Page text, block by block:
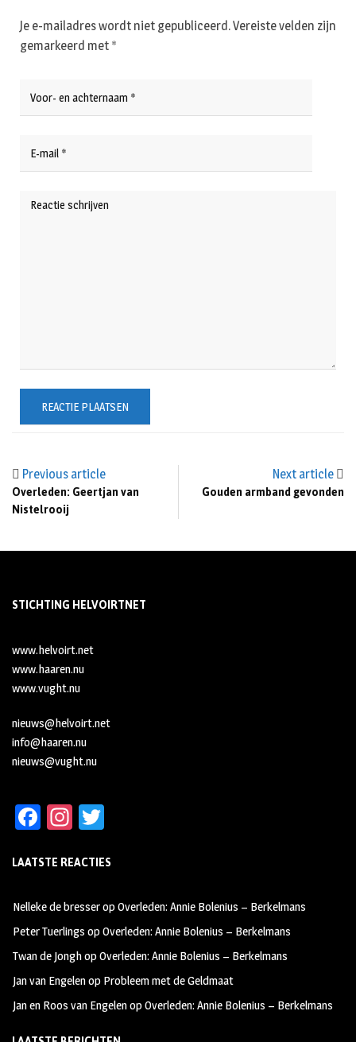
Previous article
Overleden: Geertjan van
Nistelrooij
Next article
Gouden armband gevonden
Je e-mailadres wordt niet gepubliceerd.Vereiste velden zijn
gemarkeerd met *
STICHTING HELVOIRTNET
www.helvoirt.net
www.haaren.nu
www.vught.nu
nieuws@helvoirt.net
info@haaren.nu
nieuws@vught.nu
Fa
b
oo
k
In
ag
m
tt
LAATSTE REACTIES
Nelleke de bresseropOverleden: Annie Bolenius – Berkelmans
Peter Tuerlings opOverleden: Annie Bolenius – Berkelmans
Twan de JonghopOverleden: Annie Bolenius – Berkelmans
Jan van Engelenop Probleem met de Geldmaat
Jan en Roos van EngelenopOverleden: Annie Bolenius – Berkelmans